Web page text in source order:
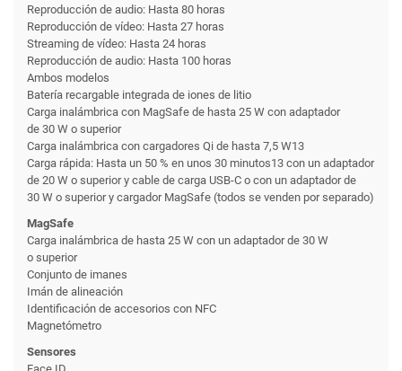
Reproducción de audio: Hasta 80 horas
Reproducción de vídeo: Hasta 27 horas
Streaming de vídeo: Hasta 24 horas
Reproducción de audio: Hasta 100 horas
Ambos modelos
Batería recargable integrada de iones de litio
Carga inalámbrica con MagSafe de hasta 25 W con adaptador
de 30 W o superior
Carga inalámbrica con cargadores Qi de hasta 7,5 W13
Carga rápida: Hasta un 50 % en unos 30 minutos13 con un adaptador
de 20 W o superior y cable de carga USB-C o con un adaptador de
30 W o superior y cargador MagSafe (todos se venden por separado)
MagSafe
Carga inalámbrica de hasta 25 W con un adaptador de 30 W
o superior
Conjunto de imanes
Imán de alineación
Identificación de accesorios con NFC
Magnetómetro
Sensores